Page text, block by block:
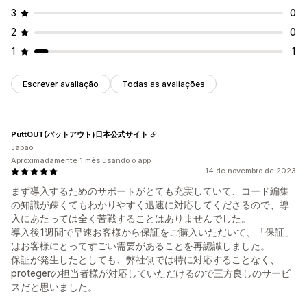
3
0
2
0
1
1
Escrever avaliação Todas as avaliações
14 de novembro de 2023
まず導入するためのサポートがとても充実していて、コード編集
の知識が疎くてもわかりやすく迅速に対応してくださるので、導
入にあたっては全く苦戦することはありませんでした。
導入後1週間で早速お客様から保証をご購入いただいて、「保証」
はお客様にとってすごい需要があることを再認識しました。
保証が発生したとしても、弊社側では特に対応することなく、
protegerの担当者様が対応していただけるので三方良しのサービ
スだと思いました。
PuttOUT(パットアウト)日本公式サイト
Japão
Aproximadamente 1 mês usando o app